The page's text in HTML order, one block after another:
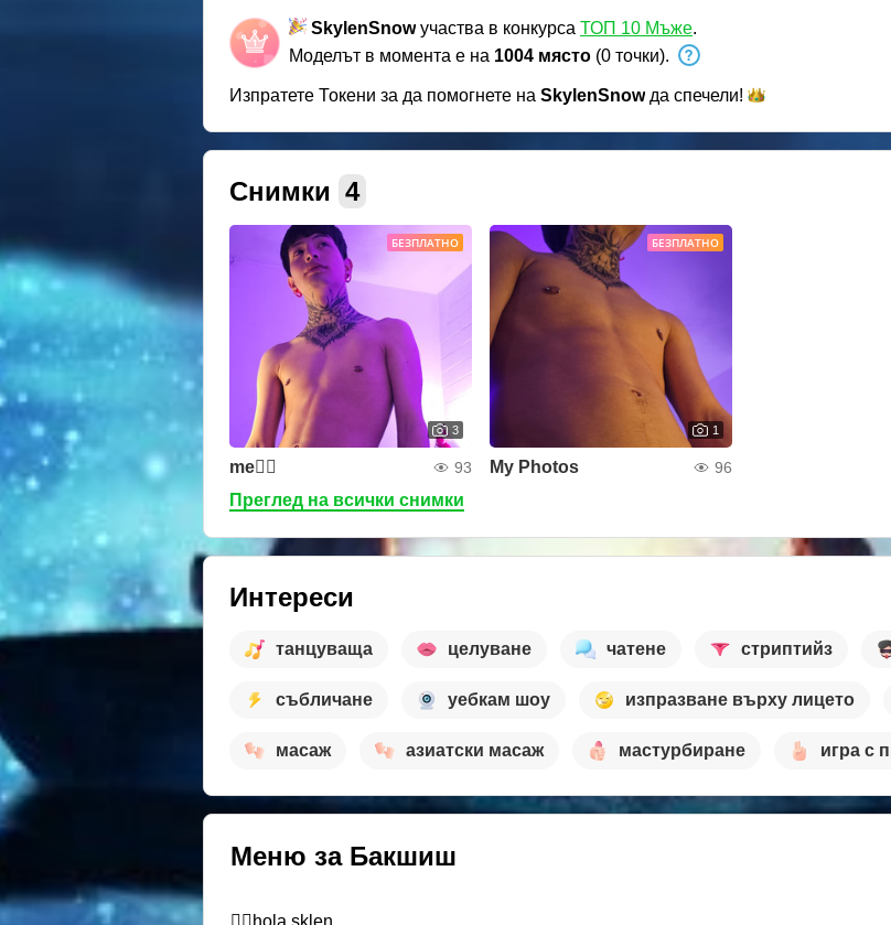
SkylenSnow участва в конкурса ТОП 10 Мъже.
Моделът в момента е на 1004 място (0 точки).
Изпратете Токени за да помогнете на SkylenSnow да спечели!
Снимки 4
БЕЗПЛАТНО
3
me❤️‍🔥 93
БЕЗПЛАТНО
1
My Photos 96
Преглед на всички снимки
Интереси
танцуваща целуване чатене стриптийз
събличане уебкам шоу изпразване върху лицето
масаж азиатски масаж мастурбиране игра с
Меню за Бакшиш
❤️‍🔥hola sklen